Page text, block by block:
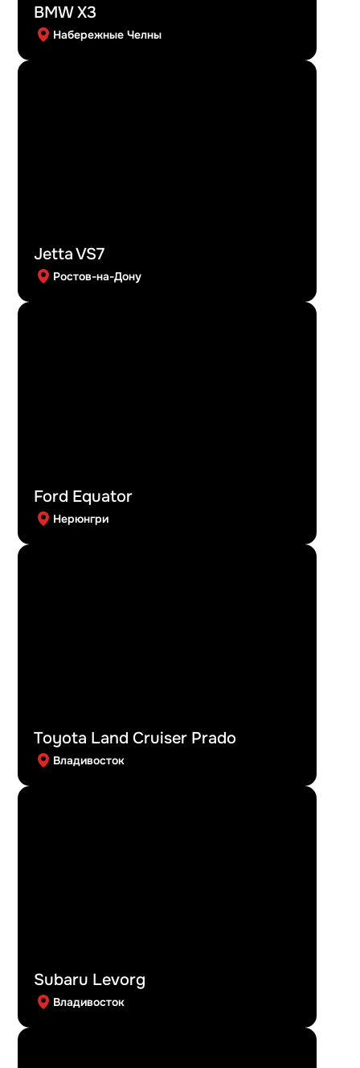
BMW X3
Набережные Челны
Jetta VS7
Ростов-на-Дону
Ford Equator
Нерюнгри
Toyota Land Cruiser Prado
Владивосток
Subaru Levorg
Владивосток